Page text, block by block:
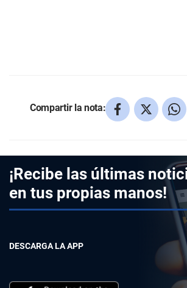
Compartir la nota:
¡Recibe las últimas
en tus propias manos!
DESCARGA LA APP